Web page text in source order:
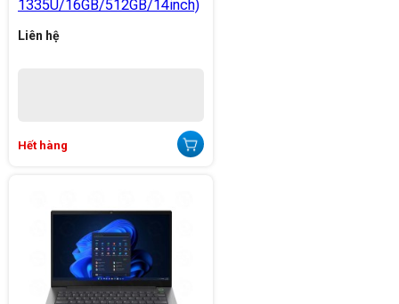
1335U/16GB/512GB/14inch)
Liên hệ
Hết hàng